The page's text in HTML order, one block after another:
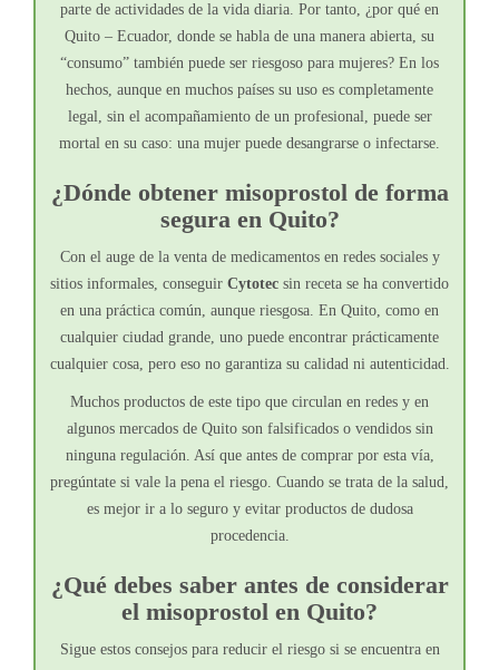
parte de actividades de la vida diaria. Por tanto, ¿por qué en
Quito – Ecuador, donde se habla de una manera abierta, su
“consumo” también puede ser riesgoso para mujeres? En los
hechos, aunque en muchos países su uso es completamente
legal, sin el acompañamiento de un profesional, puede ser
mortal en su caso: una mujer puede desangrarse o infectarse.
¿Dónde obtener misoprostol de forma
segura en Quito?
Con el auge de la venta de medicamentos en redes sociales y
sitios informales, conseguir Cytotec sin receta se ha convertido
en una práctica común, aunque riesgosa. En Quito, como en
cualquier ciudad grande, uno puede encontrar prácticamente
cualquier cosa, pero eso no garantiza su calidad ni autenticidad.
Muchos productos de este tipo que circulan en redes y en
algunos mercados de Quito son falsificados o vendidos sin
ninguna regulación. Así que antes de comprar por esta vía,
pregúntate si vale la pena el riesgo. Cuando se trata de la salud,
es mejor ir a lo seguro y evitar productos de dudosa
procedencia.
¿Qué debes saber antes de considerar
el misoprostol en Quito?
Sigue estos consejos para reducir el riesgo si se encuentra en